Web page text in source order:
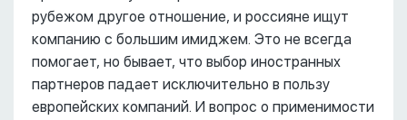
рубежом другое отношение, и россияне ищут
компанию с большим имиджем. Это не всегда
помогает, но бывает, что выбор иностранных
партнеров падает исключительно в пользу
европейских компаний. И вопрос о применимости